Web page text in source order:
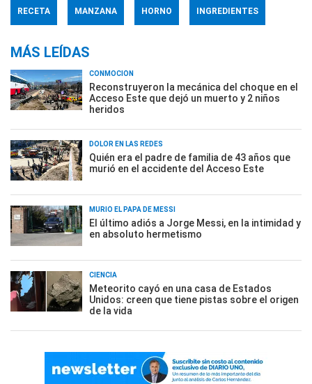
RECETA MANZANA HORNO INGREDIENTES
MÁS LEÍDAS
CONMOCIÓN
Reconstruyeron la mecánica del choque en el
Acceso Este que dejó un muerto y 2 niños
heridos
DOLOR EN LAS REDES
Quién era el padre de familia de 43 años que
murió en el accidente del Acceso Este
MURIÓ EL PAPÁ DE MESSI
El último adiós a Jorge Messi, en la intimidad y
en absoluto hermetismo
CIENCIA
Meteorito cayó en una casa de Estados
Unidos: creen que tiene pistas sobre el origen
de la vida